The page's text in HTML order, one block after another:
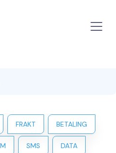
FRAKT BETALING
SMS DATA